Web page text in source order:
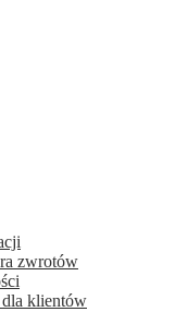
zwrotów
klientów